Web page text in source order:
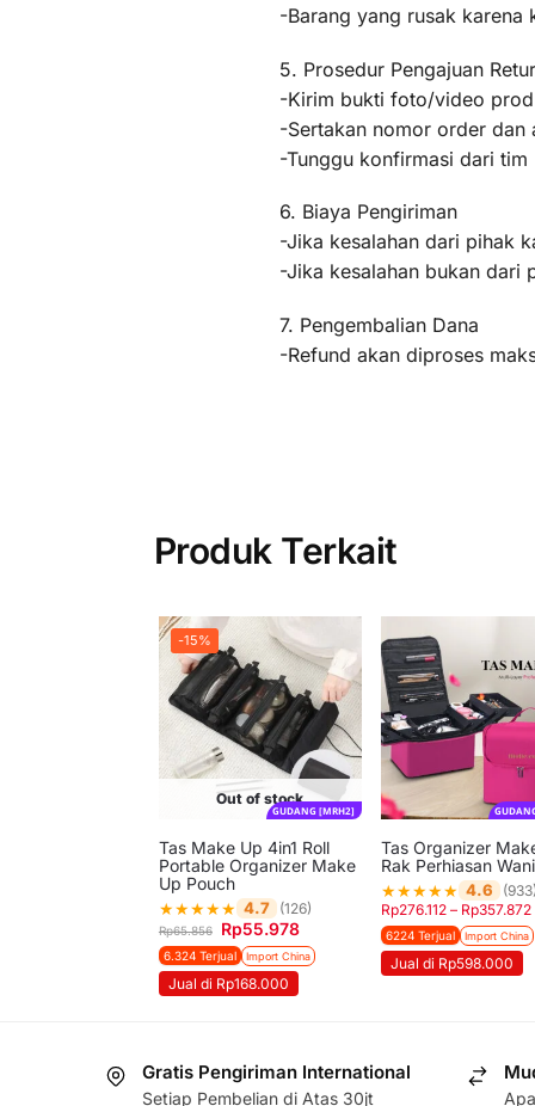
-Barang yang rusak karena
5. Prosedur Pengajuan Retur
-Kirim bukti foto/video
-Sertakan nomor order dan
-Tunggu konfirmasi dari
6. Biaya Pengiriman
-Jika kesalahan dari pihak
-Jika kesalahan bukan
7. Pengembalian Dana
-Refund akan diproses
Produk Terkait
-15%
Out of stock
GUDANG [MRH2]
Tas Make Up 4in1 Roll
Portable Organizer Make
Up Pouch
★★★★★ 4.7 (126)
Rp65.856 Rp55.978
6.324 Terjual Import China
Jual di Rp168.000
Tas Organizer
Rak Perhiasan
★★★★★ 4.6
Rp276.112 – Rp357.872
6224 Terjual Import China
Jual di Rp598.000
Gratis Pengiriman International
Setiap Pembelian di Atas 30jt